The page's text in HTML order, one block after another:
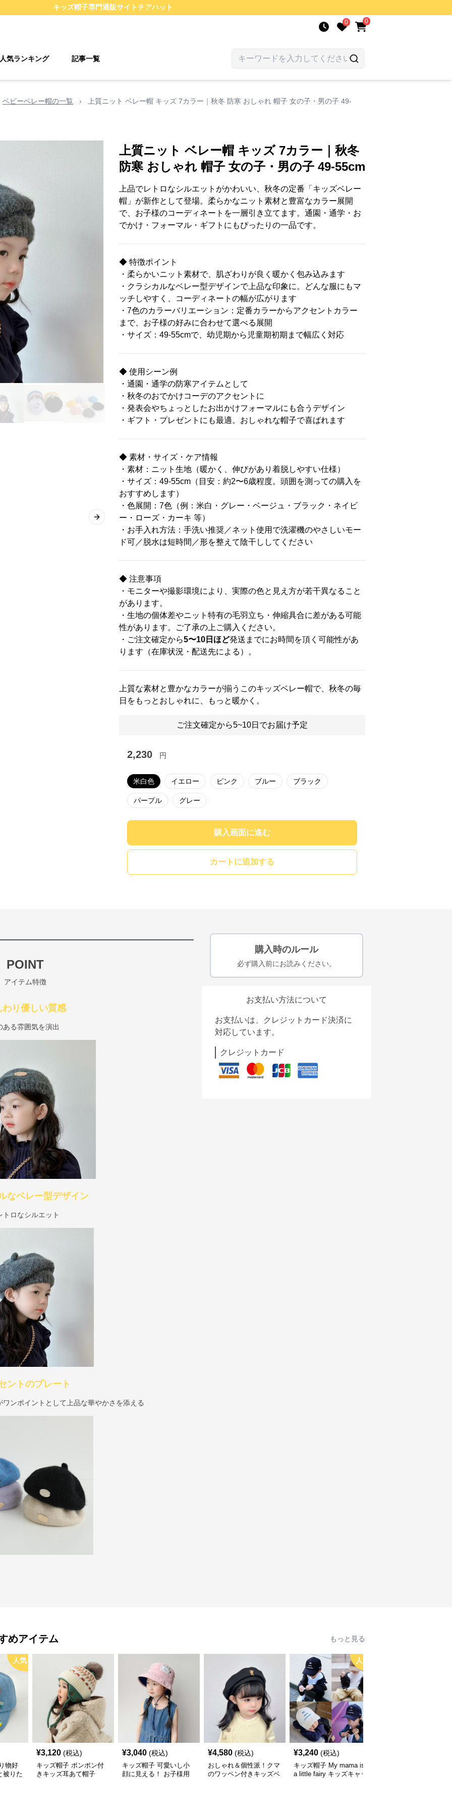
キッズ帽子専門通販サイトチアハット
0 0
人気ランキング 記事一覧
ベビーベレー帽の一覧 ›
上質ニット ベレー帽 キッズ 7カラー｜秋冬 防寒 おしゃれ 帽子 女の子・男の子 49-
Next slide
上質ニット ベレー帽 キッズ 7カラー｜秋冬
防寒 おしゃれ 帽子 女の子・男の子 49-55cm
上品でレトロなシルエットがかわいい、秋冬の定番「キッズベレー
帽」が新作として登場。柔らかなニット素材と豊富なカラー展開
で、お子様のコーディネートを一層引き立てます。通園・通学・お
でかけ・フォーマル・ギフトにもぴったりの一品です。
◆ 特徴ポイント
・柔らかいニット素材で、肌ざわりが良く暖かく包み込みます
・クラシカルなベレー型デザインで上品な印象に。どんな服にもマ
ッチしやすく、コーディネートの幅が広がります
・7色のカラーバリエーション：定番カラーからアクセントカラー
まで、お子様の好みに合わせて選べる展開
・サイズ：49-55cmで、幼児期から児童期初期まで幅広く対応
◆ 使用シーン例
・通園・通学の防寒アイテムとして
・秋冬のおでかけコーデのアクセントに
・発表会やちょっとしたお出かけフォーマルにも合うデザイン
・ギフト・プレゼントにも最適。おしゃれな帽子で喜ばれます
◆ 素材・サイズ・ケア情報
・素材：ニット生地（暖かく、伸びがあり着脱しやすい仕様）
・サイズ：49-55cm（目安：約2〜6歳程度。頭囲を測っての購入を
おすすめします）
・色展開：7色（例：米白・グレー・ベージュ・ブラック・ネイビ
ー・ローズ・カーキ 等）
・お手入れ方法：手洗い推奨／ネット使用で洗濯機のやさしいモー
ド可／脱水は短時間／形を整えて陰干ししてください
◆ 注意事項
・モニターや撮影環境により、実際の色と見え方が若干異なること
があります。
・生地の個体差やニット特有の毛羽立ち・伸縮具合に差がある可能
性があります。ご了承の上ご購入ください。
・ご注文確定から5〜10日ほど発送までにお時間を頂く可能性があ
ります（在庫状況・配送先による）。
上質な素材と豊かなカラーが揃うこのキッズベレー帽で、秋冬の毎
日をもっとおしゃれに、もっと暖かく。
ご注文確定から5~10日でお届け予定
2,230 円
米白色 イエロー ピンク ブルー ブラック
パープル グレー
購入画面に進む
カートに追加する
POINT
アイテム特徴
わり優しい質感
ある雰囲気を演出
なベレー型デザイン
トロなシルエット
ントのプレート
ンポイントとして上品な華やかさを添える
購入時のルール
必ず購入前にお読みください。
お支払い方法について
お支払いは、クレジットカード決済に
対応しています。
クレジットカード
めアイテム もっと見る
人気
物好
被りた
¥3,120 (税込)
キッズ帽子 ポンポン付
きキッズ耳あて帽子
¥3,040 (税込)
キッズ帽子 可愛いし小
顔に見える！ お子様用
¥4,580 (税込)
おしゃれ＆個性派！クマ
のワッペン付きキッズベ
人気
¥3,240 (税込)
キッズ帽子 My mama is
a little fairy キッズキャッ